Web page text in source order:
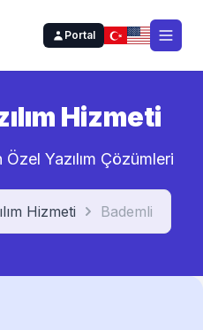
Portal
Hizmeti
Yazılım Çözümleri
Hizmeti Bademli